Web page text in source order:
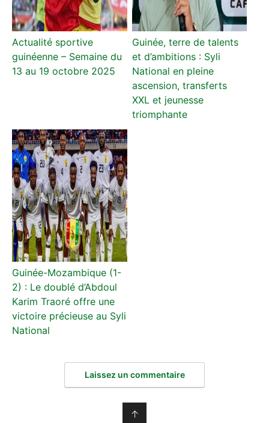
Actualité sportive
guinéenne – Semaine du
13 au 19 octobre 2025
Guinée, terre de talents
et d’ambitions : Syli
National en pleine
ascension, transferts
XXL et jeunesse
triomphante
Guinée-Mozambique (1-
2) : Le doublé d’Abdoul
Karim Traoré offre une
victoire précieuse au Syli
National
Laissez un commentaire
↑